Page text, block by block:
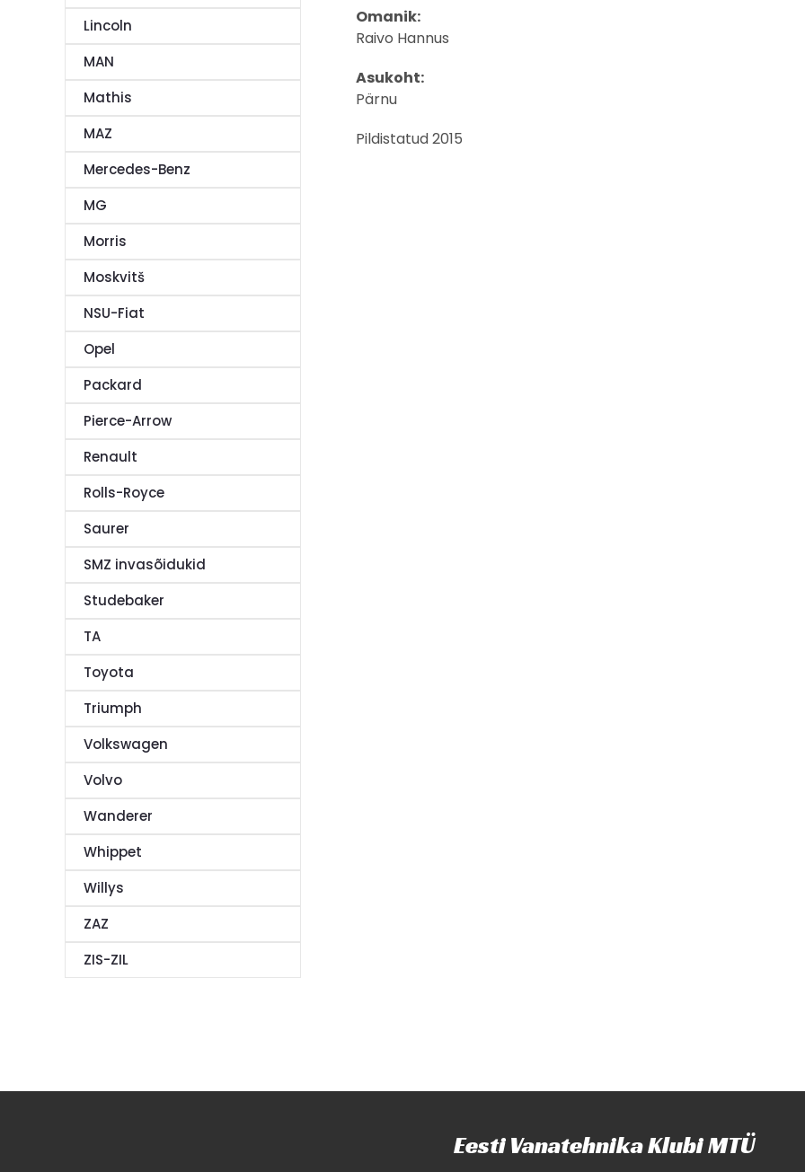
Omanik:
Raivo Hannus
Asukoht:
Pärnu
Pildistatud 2015
Lincoln
MAN
Mathis
MAZ
Mercedes-Benz
MG
Morris
Moskvitš
NSU-Fiat
Opel
Packard
Pierce-Arrow
Renault
Rolls-Royce
Saurer
SMZ invasõidukid
Studebaker
TA
Toyota
Triumph
Volkswagen
Volvo
Wanderer
Whippet
Willys
ZAZ
ZIS-ZIL
Eesti Vanatehnika Klubi MTÜ